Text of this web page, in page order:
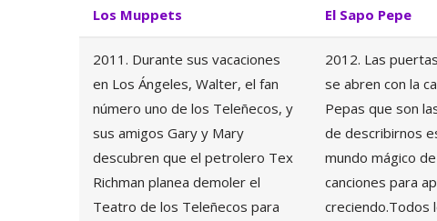
Los Muppets El Sapo Pepe
2011. Durante sus vacaciones
en Los Ángeles, Walter, el fan
número uno de los Teleñecos, y
sus amigos Gary y Mary
descubren que el petrolero Tex
Richman planea demoler el
Teatro de los Teleñecos para
2012. Las
se abren con la
Pepas que son
de describirnos
mundo mágico
canciones para
creciendo.Todos